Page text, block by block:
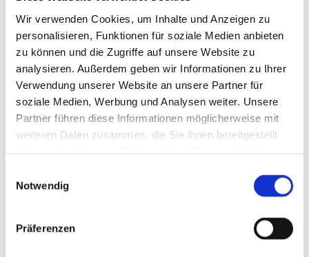
Wir verwenden Cookies, um Inhalte und Anzeigen zu
personalisieren, Funktionen für soziale Medien anbieten
zu können und die Zugriffe auf unsere Website zu
analysieren. Außerdem geben wir Informationen zu Ihrer
Verwendung unserer Website an unsere Partner für
soziale Medien, Werbung und Analysen weiter. Unsere
Partner führen diese Informationen möglicherweise mit
weiteren Daten zusammen, die Sie ihnen bereitgestellt
Notwendig
Präferenzen
und außergerichtlichen Ermittlungen zu
Schadensursachen und Verfahren pathogene und
nicht pathogene Keime zu bestimmen.
Wir unterhalten ein eigenes Schimmellabor und sind
in der Lage, die einzelnen Schimmelarten spezifisch zu
analysieren und die Ergebnisse im Hinblick auf eine
beurteilen. Unsere Experten formulieren aufgrund
der chemischen Analytik präzise Vorgaben zur
Sanierung. Nach Abschluss überprüfen wir mit einer